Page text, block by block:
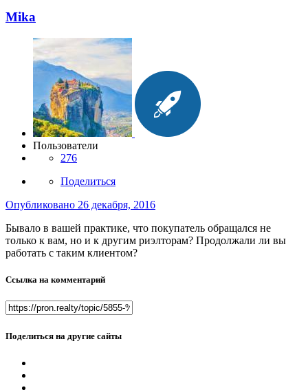
Mika
Пользователи
276
Поделиться
Опубликовано 26 декабря, 2016
Бывало в вашей практике, что покупатель обращался не
только к вам, но и к другим риэлторам? Продолжали ли вы
работать с таким клиентом?
Ссылка на комментарий
Поделиться на другие сайты